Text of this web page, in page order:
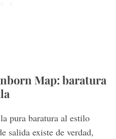
Map: baratura
pura baratura al estilo
salida existe de verdad,